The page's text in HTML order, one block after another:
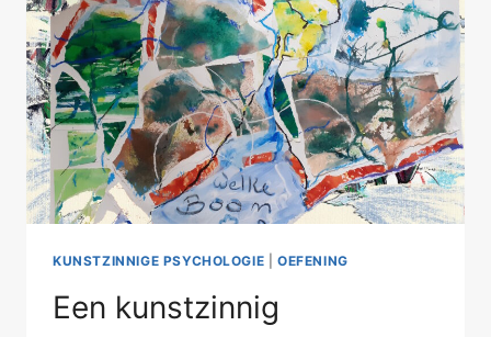
KUNSTZINNIGE PSYCHOLOGIE |OEFENING
Een kunstzinnig